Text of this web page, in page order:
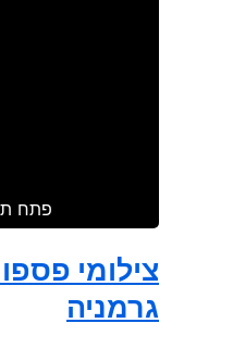
פתח
צילומי
גרמניה